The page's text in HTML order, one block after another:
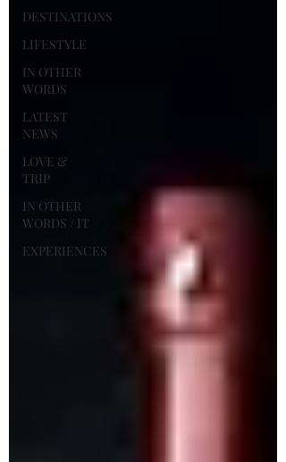
DESTINATIONS
LIFESTYLE
IN OTHER
WORDS
LATEST
NEWS
LOVE &
TRIP
IN OTHER
WORDS / IT
EXPERIENCES